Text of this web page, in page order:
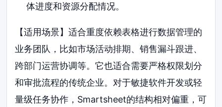
体进度和资源分配情况。
【适用场景】适合重度依赖表格进行数据管理的
业务团队，比如市场活动排期、销售漏斗跟进、
跨部门运营协调等。它也适合需要严格权限划分
和审批流程的传统企业。对于敏捷软件开发或轻
量级任务协作，Smartsheet的结构相对偏重，可